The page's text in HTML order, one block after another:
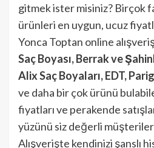
gitmek ister misiniz? Birçok
ürünleri en uygun, ucuz
Yonca Toptan online
Saç Boyası, Berrak ve
Alix Saç Boyaları, EDT,
ve daha bir çok ürünü
fiyatları ve perakende
yüzünü siz değerli
Alışverişte kendinizi şanslı